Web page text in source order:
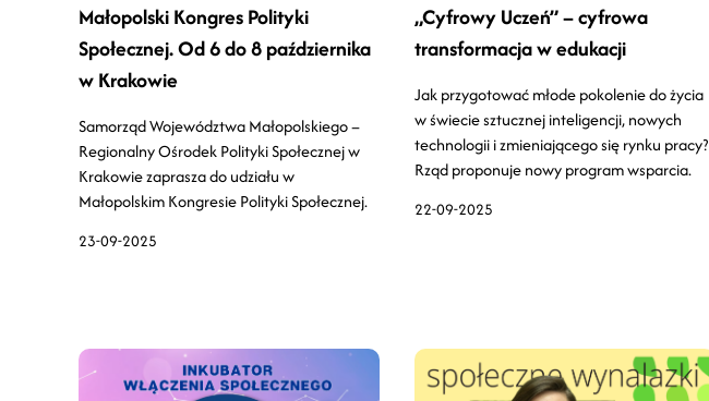
23-09-2025
Małopolski Kongres Polityki
Społecznej. Od 6 do 8 października
w Krakowie
Samorząd Województwa Małopolskiego –
Regionalny Ośrodek Polityki Społecznej w
Krakowie zaprasza do udziału w
Małopolskim Kongresie Polityki Społecznej.
22-09-2025
„Cyfrowy Uczeń” – cyfrowa
transformacja w edukacji
Jak przygotować młode pokolenie do życia
w świecie sztucznej inteligencji, nowych
technologii i zmieniającego się rynku pracy?
Rząd proponuje nowy program wsparcia.